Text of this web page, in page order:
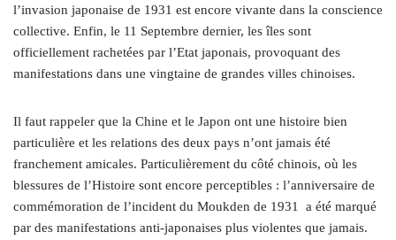
l’invasion japonaise de 1931 est encore vivante dans la conscience
collective. Enfin, le 11 Septembre dernier, les îles sont
officiellement rachetées par l’Etat japonais, provoquant des
manifestations dans une vingtaine de grandes villes chinoises.
Il faut rappeler que la Chine et le Japon ont une histoire bien
particulière et les relations des deux pays n’ont jamais été
franchement amicales. Particulièrement du côté chinois, où les
blessures de l’Histoire sont encore perceptibles : l’anniversaire de
commémoration de l’incident du Moukden de 1931 a été marqué
par des manifestations anti-japonaises plus violentes que jamais.